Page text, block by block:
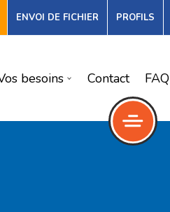
ENVOI DE FICHIER PROFILS
besoins Contact FAQ